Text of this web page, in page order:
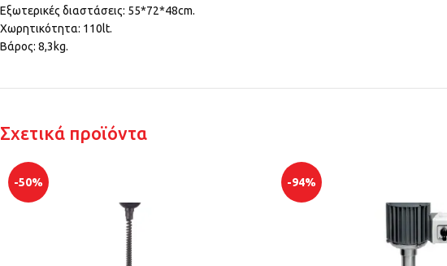
Εξωτερικές διαστάσεις: 55*72*48cm.
Χωρητικότητα: 110lt.
Βάρος: 8,3kg.
Σχετικά προϊόντα
-50% -94%